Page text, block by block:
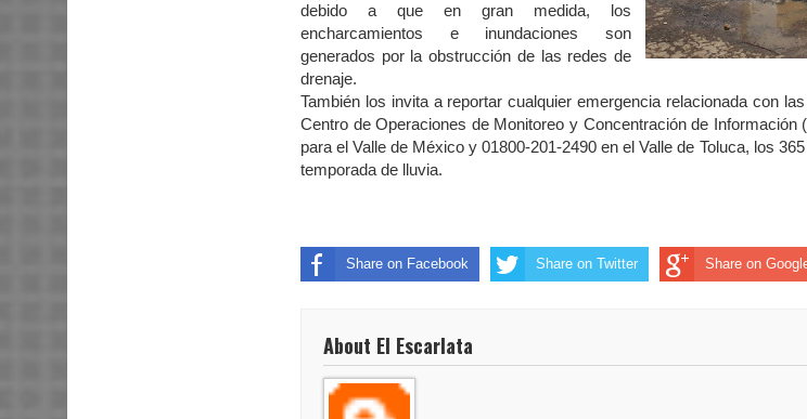
debido a que en gran medida, los
encharcamientos e inundaciones son
generados por la obstrucción de las redes de
drenaje.
También los invita a reportar cualquier emergencia relacionada con
Centro de Operaciones de Monitoreo y Concentración de Información
para el Valle de México y 01800-201-2490 en el Valle de Toluca, los
temporada de lluvia.
Share on Facebook Share on Twitter Share on
About El Escarlata